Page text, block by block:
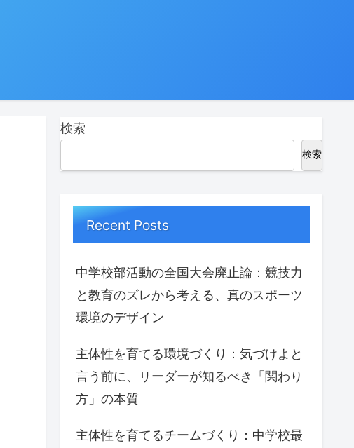
検索
検索
Recent Posts
中学校部活動の全国大会廃止論：競技力
と教育のズレから考える、真のスポーツ
環境のデザイン
主体性を育てる環境づくり：気づけよと
言う前に、リーダーが知るべき「関わり
方」の本質
主体性を育てるチームづくり：中学校最